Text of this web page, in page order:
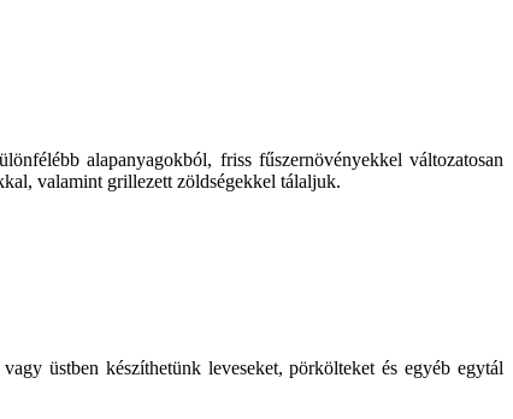
alapanyagokból, friss fűszernövényekkel változatosan
valamint grillezett zöldségekkel tálaljuk.
üstben készíthetünk leveseket, pörkölteket és egyéb egytál